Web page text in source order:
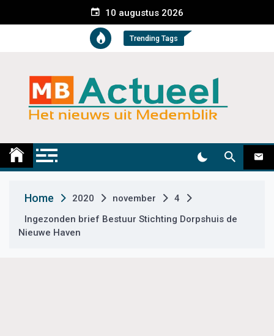
e
t
10 augustus 2026
Trending Tags
Medemblik Actueel
Home 2020 november
4
Ingezonden brief Bestuur Stichting Dorpshuis de
Nieuwe Haven